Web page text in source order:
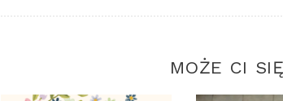
MOŻE CI